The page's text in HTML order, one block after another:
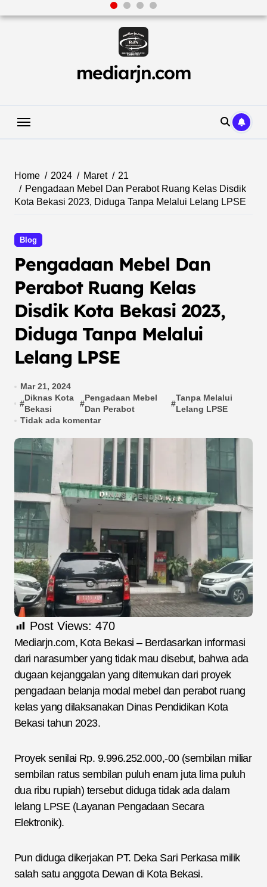
Skip
mediarjn.com
Home 2024 Maret
21
Pengadaan Mebel Dan Perabot Ruang Kelas Disdik
Kota Bekasi 2023, Diduga Tanpa Melalui Lelang LPSE
Blog
Pengadaan Mebel Dan
Perabot Ruang Kelas
Disdik Kota Bekasi 2023,
Diduga Tanpa Melalui
Lelang LPSE
Mar 21, 2024
#
Diknas Kota
Bekasi
#
Pengadaan Mebel
Dan Perabot
#
Tanpa Melalui
Lelang LPSE
Tidak ada komentar
Post Views: 470
Mediarjn.com, Kota Bekasi – Berdasarkan informasi
dari narasumber yang tidak mau disebut, bahwa ada
dugaan kejanggalan yang ditemukan dari proyek
pengadaan belanja modal mebel dan perabot ruang
kelas yang dilaksanakan Dinas Pendidikan Kota
Bekasi tahun 2023.
Proyek senilai Rp. 9.996.252.000,-00 (sembilan miliar
sembilan ratus sembilan puluh enam juta lima puluh
dua ribu rupiah) tersebut diduga tidak ada dalam
lelang LPSE (Layanan Pengadaan Secara
Elektronik).
Pun diduga dikerjakan PT. Deka Sari Perkasa milik
salah satu anggota Dewan di Kota Bekasi.